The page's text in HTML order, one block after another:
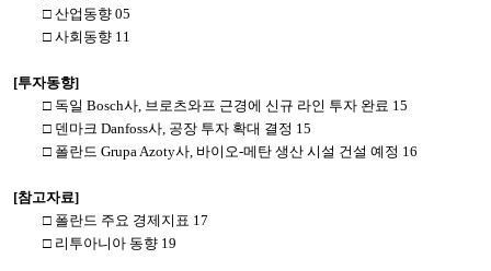
□ 산업동향05
□ 사회동향11
[투자동향]
□ 독일 Bosch사, 브로츠와프 근경에 신규 라인 투자 완료 15
□ 덴마크 Danfoss사, 공장 투자 확대 결정 15
□ 폴란드 Grupa Azoty사, 바이오-메탄 생산 시설 건설 예정 16
[참고자료]
□ 폴란드 주요 경제지표 17
□ 리투아니아 동향19